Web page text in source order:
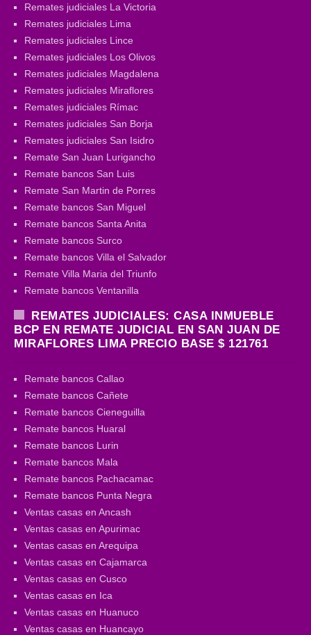
Remates judiciales La Victoria
Remates judiciales Lima
Remates judiciales Lince
Remates judiciales Los Olivos
Remates judiciales Magdalena
Remates judiciales Miraflores
Remates judiciales Rímac
Remates judiciales San Borja
Remates judiciales San Isidro
Remate San Juan Lurigancho
Remate bancos San Luis
Remate San Martin de Porres
Remate bancos San Miguel
Remate bancos Santa Anita
Remate bancos Surco
Remate bancos Villa el Salvador
Remate Villa Maria del Triunfo
Remate bancos Ventanilla
REMATES JUDICIALES: CASA INMUEBLE
BCP EN REMATE JUDICIAL EN SAN JUAN DE
MIRAFLORES LIMA PRECIO BASE $ 121761
Remate bancos Callao
Remate bancos Cañete
Remate bancos Cieneguilla
Remate bancos Huaral
Remate bancos Lurin
Remate bancos Mala
Remate bancos Pachacamac
Remate bancos Punta Negra
Ventas casas en Ancash
Ventas casas en Apurimac
Ventas casas en Arequipa
Ventas casas en Cajamarca
Ventas casas en Cusco
Ventas casas en Ica
Ventas casas en Huanuco
Ventas casas en Huancayo